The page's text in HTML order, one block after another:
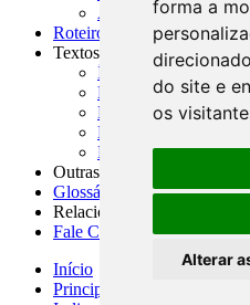
forma a
do site e
os
Alterar
Agências Nacionais
Roteiros para Estudos
Textos
Índice de Textos
Editorial
Monografias
Na Imprensa
Fórum de Discussão
Outras ferramentas
Glossário
Relacionamento
Fale Conosco
Início
Principais notícias